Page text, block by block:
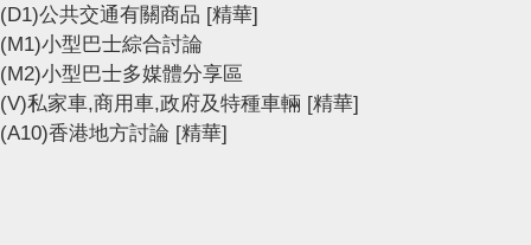
(D1)公共交通有關商品 [精華]
(M1)小型巴士綜合討論
(M2)小型巴士多媒體分享區
(V)私家車,商用車,政府及特種車輛 [精華]
(A10)香港地方討論 [精華]